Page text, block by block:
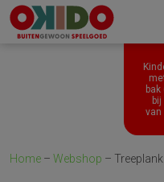
bak
van
Home – Webshop –